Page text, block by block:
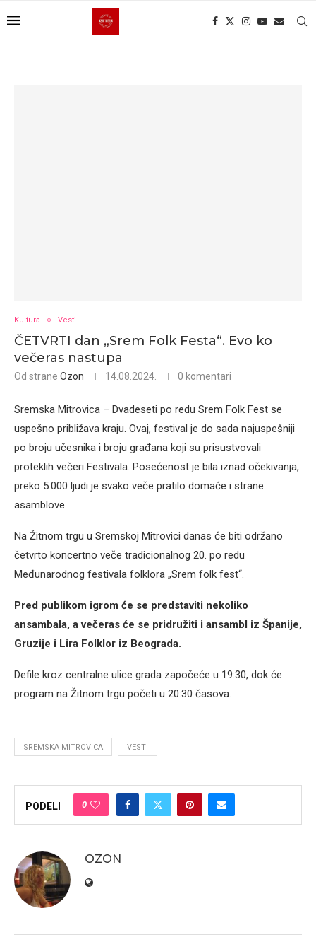
Kultura Vesti
ČETVRTI dan „Srem Folk Festa“. Evo ko
večeras nastupa
Od strane Ozon 14.08.2024. 0 komentari
Sremska Mitrovica – Dvadeseti po redu Srem Folk Fest se
uspešno približava kraju. Ovaj, festival je do sada najuspešniji
po broju učesnika i broju građana koji su prisustvovali
proteklih večeri Festivala. Posećenost je bila iznad očekivanja,
preko 5.000 ljudi je svako veče pratilo domaće i strane
asamblove.
Na Žitnom trgu u Sremskoj Mitrovici danas će biti održano
četvrto koncertno veče tradicionalnog 20. po redu
Međunarodnog festivala folklora „Srem folk fest“.
Pred publikom igrom će se predstaviti nekoliko
ansambala, a večeras će se pridružiti i ansambl iz Španije,
Gruzije i Lira Folklor iz Beograda.
Defile kroz centralne ulice grada započeće u 19:30, dok će
program na Žitnom trgu početi u 20:30 časova.
SREMSKA MITROVICA VESTI
PODELI 0
OZON